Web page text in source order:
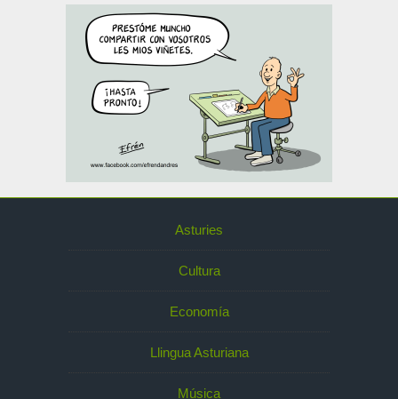
Asturies
Cultura
Economía
Llingua Asturiana
Música